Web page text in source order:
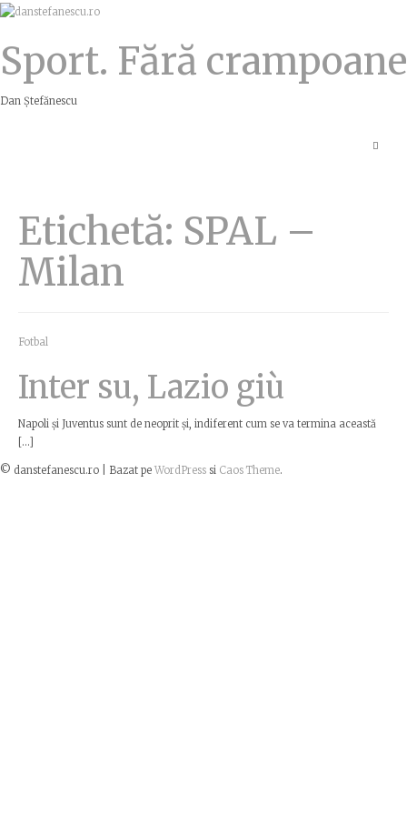
Sport. Fără crampoane
Dan Ștefănescu
Etichetă: SPAL –
Milan
Fotbal
Inter su, Lazio giù
Napoli și Juventus sunt de neoprit și, indiferent cum se va termina această
[…]
© danstefanescu.ro | Bazat pe WordPress si Caos Theme.